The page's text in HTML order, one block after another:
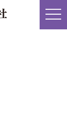
メニ